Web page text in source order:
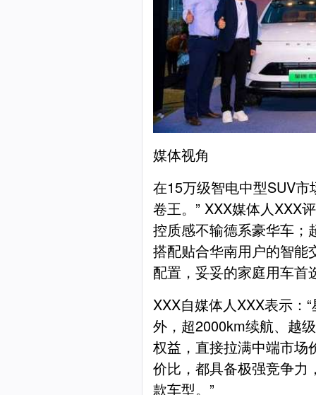
媒体视角
在15万级智电中型SUV
卷王。” XXX媒体人XXX
控质感不输德系豪华车；
搭配贴合华南用户的智能
配置，妥妥的家庭用车首
XXX自媒体人XXX表示：
外，超2000km续航、越
权益，直接拉满中端市场
价比，都具备极强竞争力
款车型。”